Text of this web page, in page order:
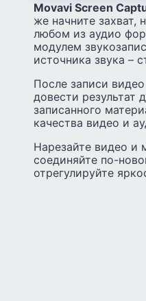
Movavi Screen
же начните захват,
любом из аудио
модулем
источника звука –
После записи
довести результат
записанного
качества видео и
Нарезайте видео и
соединяйте по-
отрегулируйте